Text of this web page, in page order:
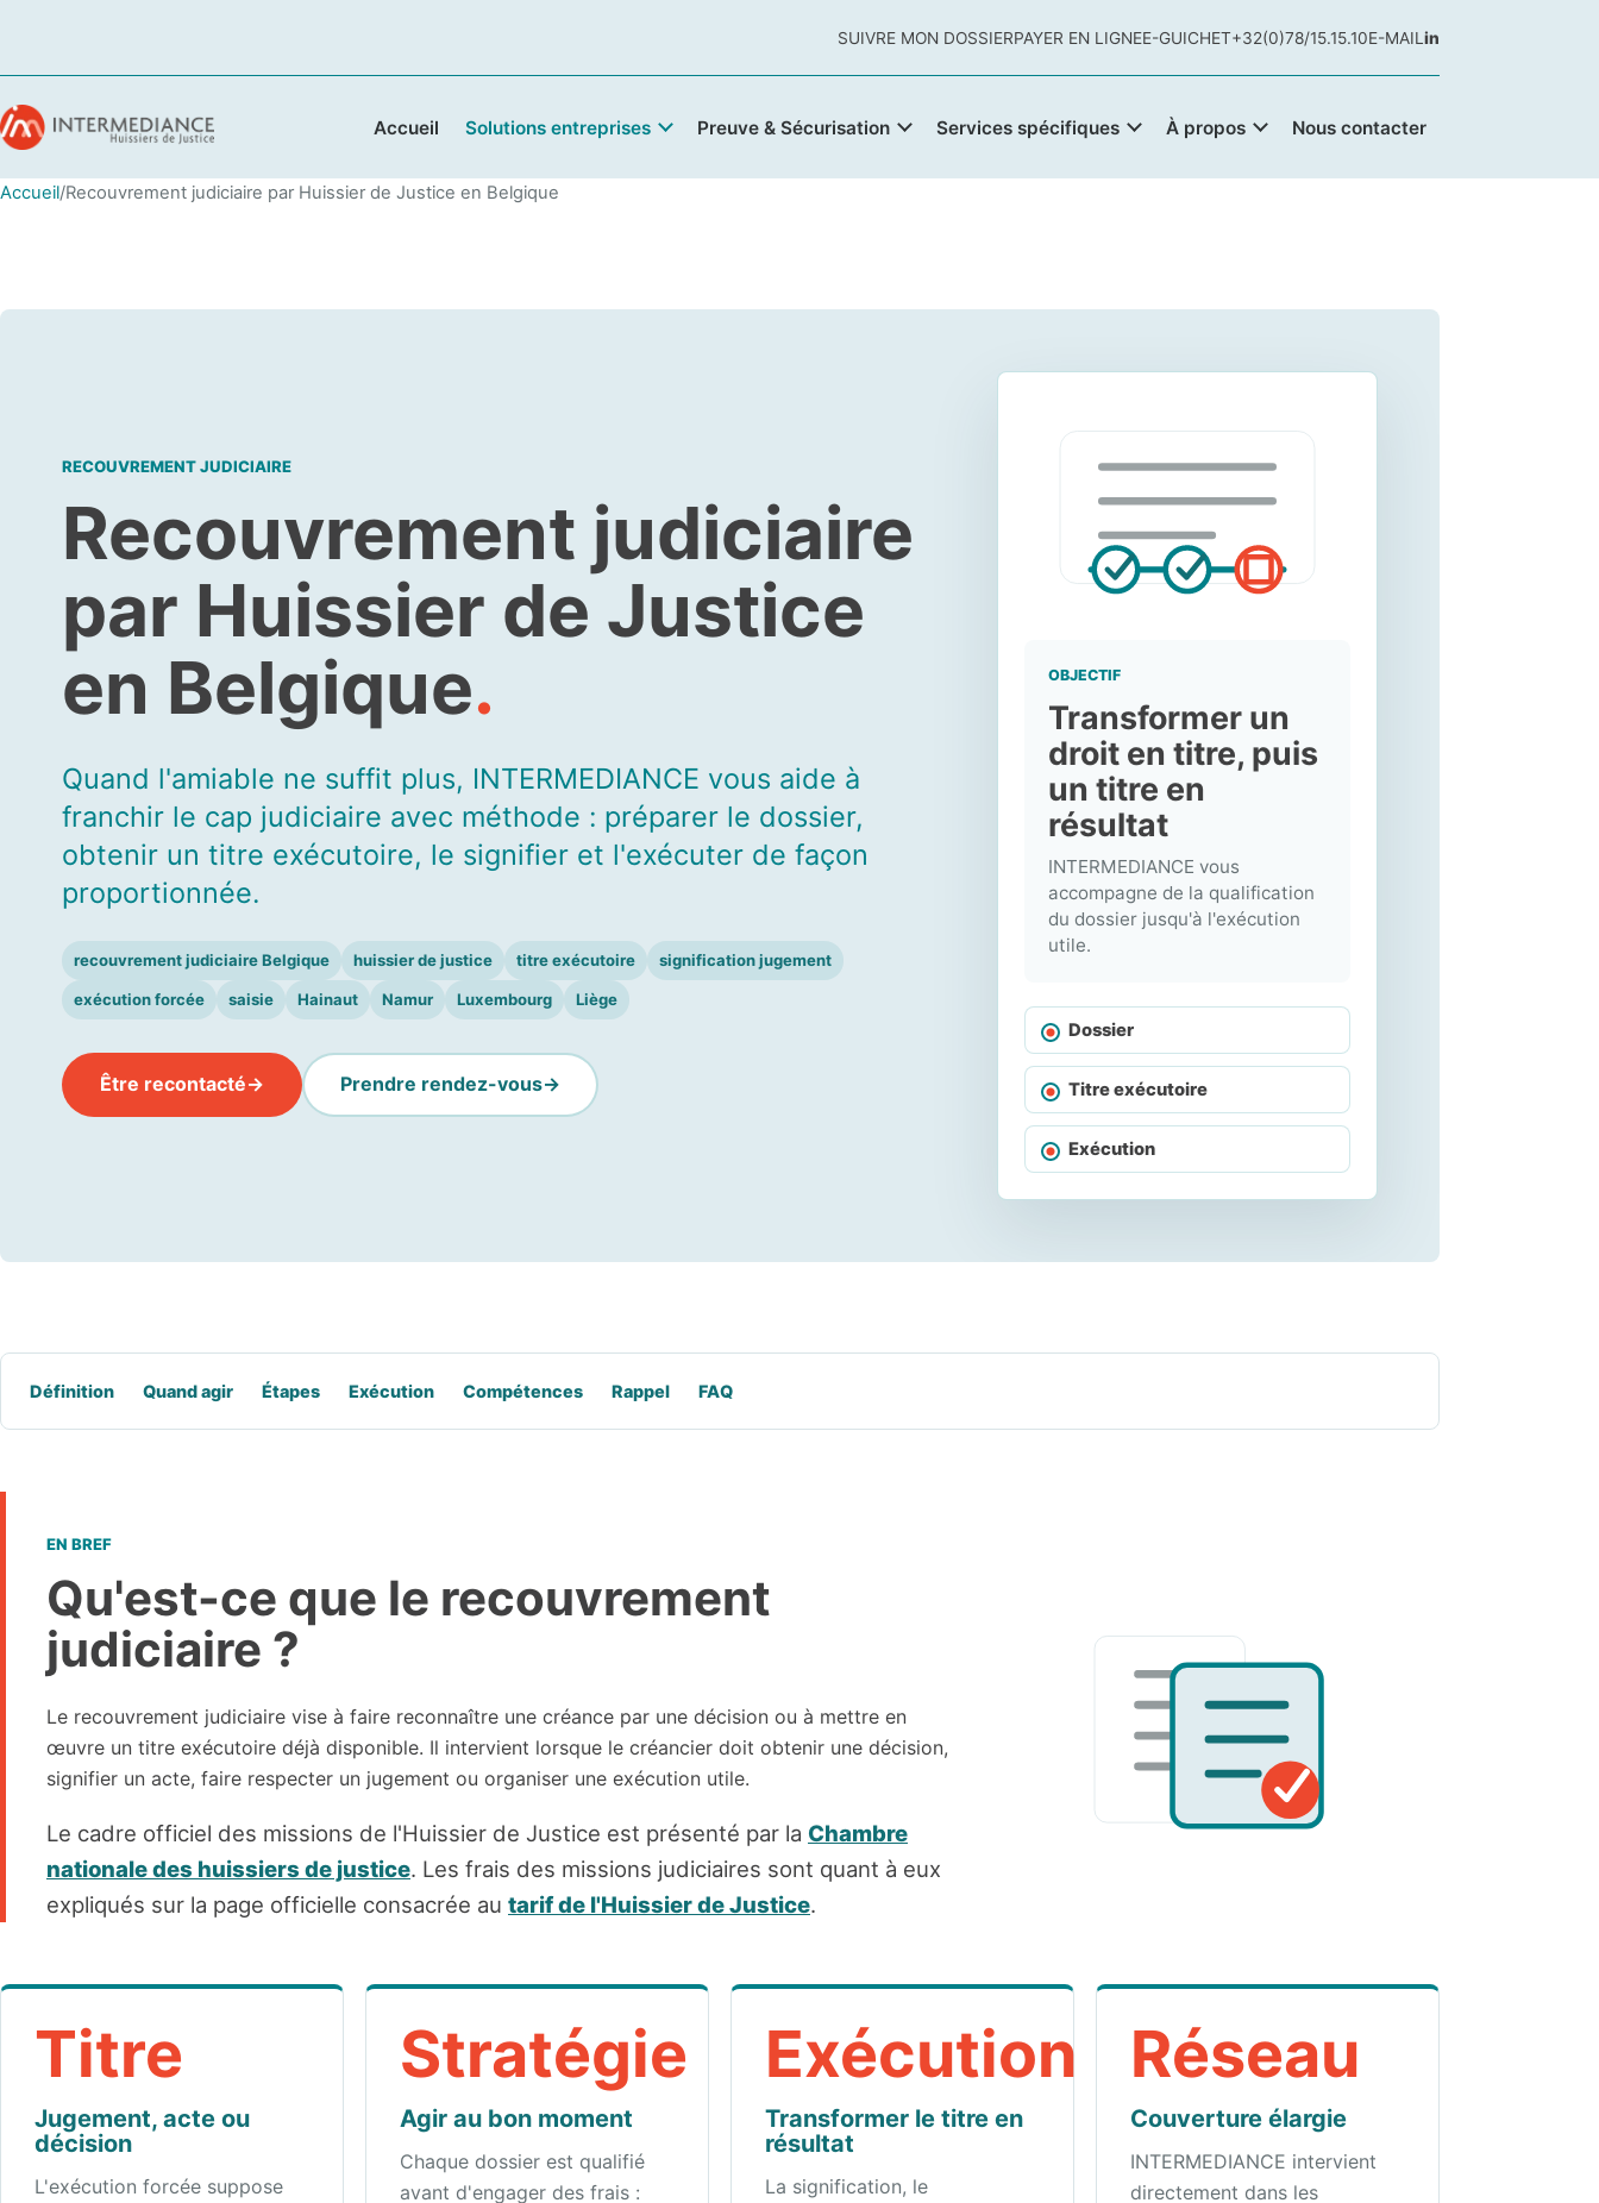
SUIVRE MON DOSSIERPAYER EN LIGNEE-GUICHET+32(0)78/15.15.10E-MAIL in
Accueil Solutions entreprises Preuve & Sécurisation Services spécifiques À propos Nous contacter
Accueil/Recouvrement judiciaire par Huissier de Justice en Belgique
RECOUVREMENT JUDICIAIRE
Recouvrement judiciaire
par Huissier de Justice
en Belgique.
Quand l'amiable ne suffit plus, INTERMEDIANCE vous aide à
franchir le cap judiciaire avec méthode : préparer le dossier,
obtenir un titre exécutoire, le signifier et l'exécuter de façon
proportionnée.
recouvrement judiciaire Belgique huissier de justice titre exécutoire signification jugement
exécution forcée saisie Hainaut Namur Luxembourg Liège
Être recontacté Prendre rendez-vous
OBJECTIF
Transformer un
droit en titre, puis
un titre en
résultat
INTERMEDIANCE vous
accompagne de la qualification
du dossier jusqu'à l'exécution
utile.
Dossier
Titre exécutoire
Exécution
Définition Quand agir Étapes Exécution Compétences Rappel FAQ
EN BREF
Qu'est-ce que le recouvrement
judiciaire ?
Le recouvrement judiciaire vise à faire reconnaître une créance par une décision ou à mettre en
œuvre un titre exécutoire déjà disponible. Il intervient lorsque le créancier doit obtenir une décision,
signifier un acte, faire respecter un jugement ou organiser une exécution utile.
Le cadre officiel des missions de l'Huissier de Justice est présenté par la Chambre
nationale des huissiers de justice. Les frais des missions judiciaires sont quant à eux
expliqués sur la page officielle consacrée au tarif de l'Huissier de Justice.
Titre
Jugement, acte ou
décision
L'exécution forcée suppose
Stratégie
Agir au bon moment
Chaque dossier est qualifié
avant d'engager des frais :
Exécution
Transformer le titre en
résultat
La signification, le
Réseau
Couverture élargie
INTERMEDIANCE intervient
directement dans les